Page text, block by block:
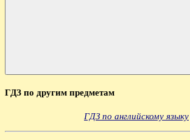
Поиск
ГДЗ по другим предметам
ГДЗ по английскому языку